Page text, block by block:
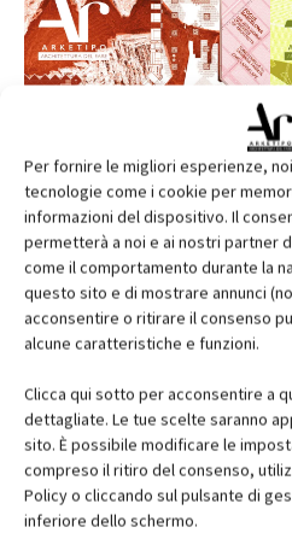
Per fornire le migliori esperienze,
tecnologie come i cookie per
informazioni del dispositivo. Il
permetterà a noi e ai nostri partner
come il comportamento durante la
questo sito e di mostrare annunci
acconsentire o ritirare il consenso
alcune caratteristiche e funzioni.
Clicca qui sotto per acconsentire a
dettagliate. Le tue scelte saranno
sito. È possibile modificare le
compreso il ritiro del consenso,
Policy o cliccando sul pulsante di
inferiore dello schermo.
Edicola
Abbonati
Iscriviti alla